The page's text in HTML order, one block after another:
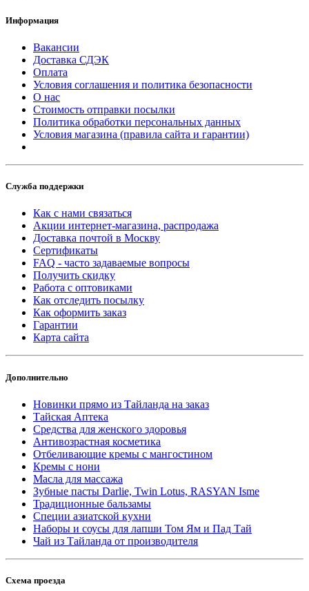
Информация
Вакансии
Доставка СДЭК
Оплата
Условия соглашения и политика безопасности
О нас
Стоимость отправки посылки
Политика обработки персональных данных
Условия магазина (правила сайта и гарантии)
Служба поддержки
Как с нами связаться
Акции интернет-магазина, распродажа
Доставка почтой в Москву
Сертификаты
FAQ - часто задаваемые вопросы
Получить скидку
Работа с оптовиками
Как отследить посылку
Как оформить заказ
Гарантии
Карта сайта
Дополнительно
Новинки прямо из Тайланда на заказ
Тайская Аптека
Средства для женского здоровья
Антивозрастная косметика
Отбеливающие кремы с мангостином
Кремы с нони
Масла для массажа
Зубные пасты Darlie, Twin Lotus, RASYAN Isme
Традиционные бальзамы
Специи азиатской кухни
Наборы и соусы для лапши Том Ям и Пад Тай
Чай из Тайланда от производителя
Схема проезда